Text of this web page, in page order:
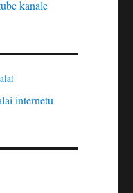
kanale
internetu